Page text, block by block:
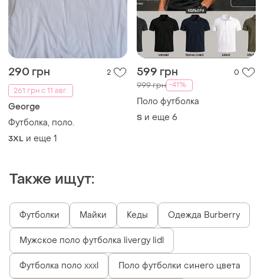
290 грн
2
261 грн с 11 авг.
George
Футболка, поло.
3XL и еще 1
599 грн 0
999 грн -41%
Поло футболка
S и еще 6
Также ищут:
Футболки Майки Кеды Одежда Burberry
Мужское поло футболка livergy lidl
Футболка поло xxxl Поло футболки синего цвета